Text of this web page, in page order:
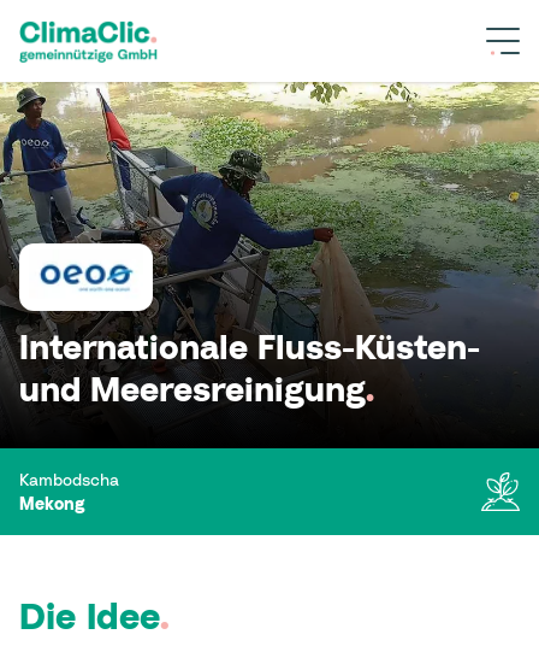
Internationale Fluss-Küsten-
und Meeresreinigung.
Kambodscha
Mekong
Die Idee.